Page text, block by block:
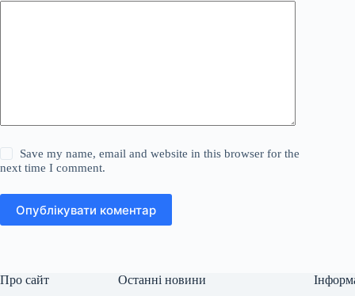
Save my name, email and website in this browser for the
next time I comment.
Опублікувати коментар
Про сайт Останні новини